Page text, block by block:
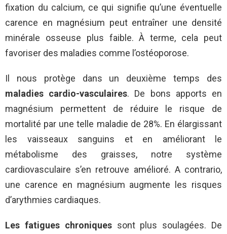
fixation du calcium, ce qui signifie qu’une éventuelle
carence en magnésium peut entraîner une densité
minérale osseuse plus faible. À terme, cela peut
favoriser des maladies comme l’ostéoporose.
Il nous protège dans un deuxième temps des
maladies cardio-vasculaires. De bons apports en
magnésium permettent de réduire le risque de
mortalité par une telle maladie de 28%. En élargissant
les vaisseaux sanguins et en améliorant le
métabolisme des graisses, notre système
cardiovasculaire s’en retrouve amélioré. A contrario,
une carence en magnésium augmente les risques
d’arythmies cardiaques.
Les fatigues chroniquessont plus soulagées. De